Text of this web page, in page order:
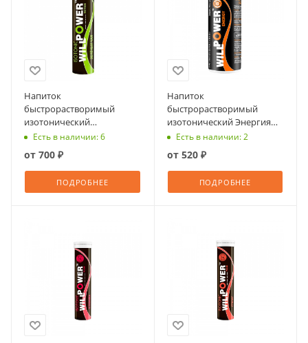
Напиток
быстрорастворимый
изотонический
ВИЛЛПАУЭР Моушен с
ароматом зел. чая,
шипучие таблетки №14
Есть в наличии: 6
от 700 ₽
ПОДРОБНЕЕ
Напиток
быстрорастворимый
изотонический Энергия
стиля с ароматом
апельсина, быстрораств.
табл. №10
Есть в наличии: 2
от 520 ₽
ПОДРОБНЕЕ